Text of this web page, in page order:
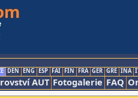
DEN ENG ESP FAI FIN FRA GER GRE INA
AUT Fotogalerie FAQ